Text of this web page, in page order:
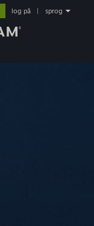
log på sprog